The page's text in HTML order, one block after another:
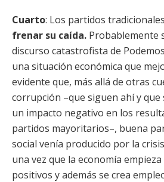
Cuarto: Los partidos
frenar su caída. Probablemente
discurso catastrofista de
una situación económica que
evidente que, más allá de otras
corrupción –que siguen ahí y
un impacto negativo en los
partidos mayoritarios–, buena
social venía producido por la
una vez que la economía
positivos y además se crea